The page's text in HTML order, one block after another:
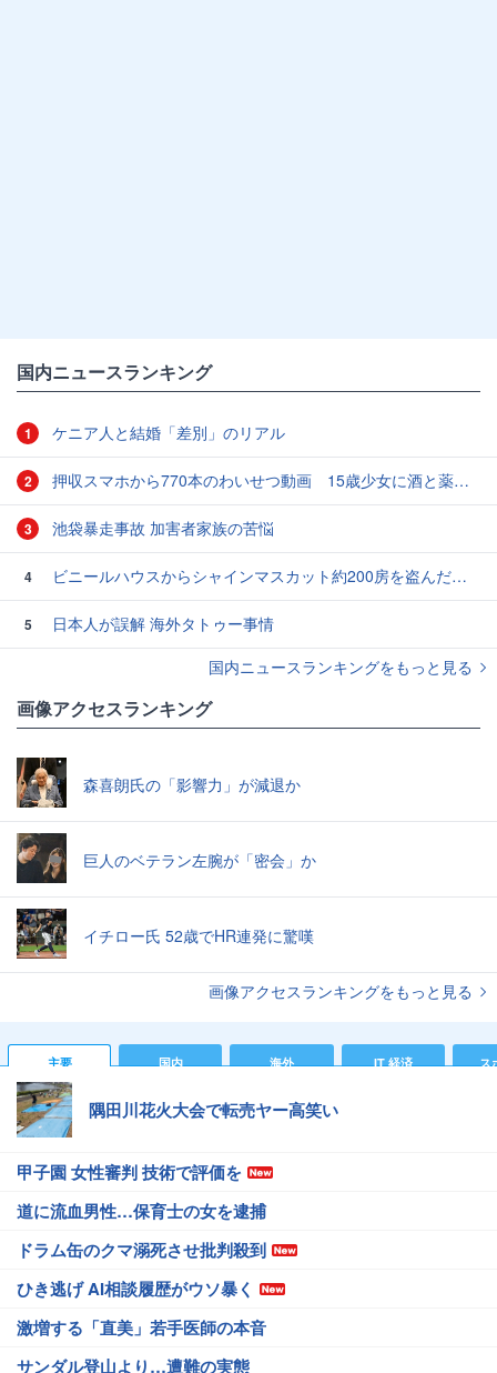
国内ニュースランキング
1 ケニア人と結婚「差別」のリアル
2 押収スマホから770本のわいせつ動画 15歳少女に酒と薬飲ませ性的暴行か 54歳男を再逮捕 「薬もありますよ」とSNSで誘い出し
3 池袋暴走事故 加害者家族の苦悩
4 ビニールハウスからシャインマスカット約200房を盗んだ疑い ネットで販売か 無職の男（42）逮捕 岡山県警
5
日本人が誤解 海外タトゥー事情
国内ニュースランキングをもっと見る
画像アクセスランキング
森喜朗氏の「影響力」が減退か
巨人のベテラン左腕が「密会」か
イチロー氏 52歳でHR連発に驚嘆
画像アクセスランキングをもっと見る
主要 国内 海外 IT 経済 ス
隅田川花火大会で転売ヤー高笑い
甲子園 女性審判 技術で評価を
道に流血男性…保育士の女を逮捕
ドラム缶のクマ溺死させ批判殺到
ひき逃げ AI相談履歴がウソ暴く
激増する「直美」若手医師の本音
サンダル登山より…遭難の実態